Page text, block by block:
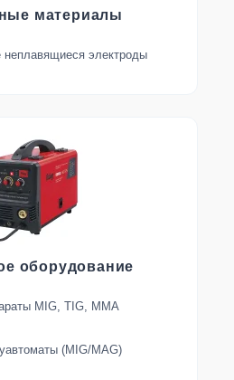
материалы
электроды
оборудование
MIG, TIG, MMA
(MIG/MAG)